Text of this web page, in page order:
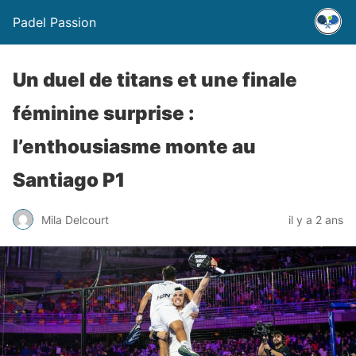
Padel Passion
Un duel de titans et une finale
féminine surprise :
l’enthousiasme monte au
Santiago P1
Mila Delcourt il y a 2 ans